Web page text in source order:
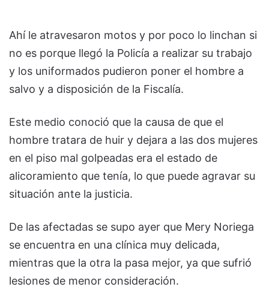
Ahí le atravesaron motos y por poco lo linchan si
no es porque llegó la Policía a realizar su trabajo
y los uniformados pudieron poner el hombre a
salvo y a disposición de la Fiscalía.
Este medio conoció que la causa de que el
hombre tratara de huir y dejara a las dos mujeres
en el piso mal golpeadas era el estado de
alicoramiento que tenía, lo que puede agravar su
situación ante la justicia.
De las afectadas se supo ayer que Mery Noriega
se encuentra en una clínica muy delicada,
mientras que la otra la pasa mejor, ya que sufrió
lesiones de menor consideración.